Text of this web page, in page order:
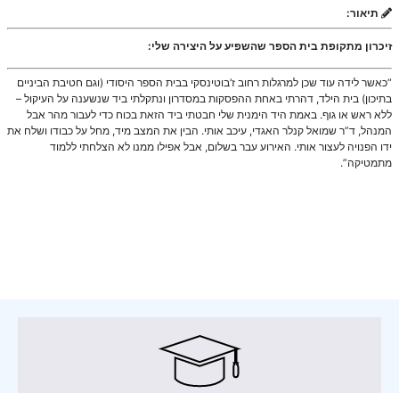
תיאור:
זיכרון מתקופת בית הספר שהשפיע על היצירה שלי:
“כאשר לידה עוד שכן למרגלות רחוב ז’בוטינסקי בבית הספר היסודי (וגם חטיבת הביניים
בתיכון) בית הילד, דהרתי באחת ההפסקות במסדרון ונתקלתי ביד שנשענה על העיקול –
ללא ראש או גוף. באמת היד הימנית שלי חבטתי ביד הזאת בכוח כדי לעבור מהר אבל
המנהל, ד”ר שמואל קנלר האגדי, עיכב אותי. הבין את המצב מיד, מחל על כבודו ושלח את
ידו הפנויה לעצור אותי. האירוע עבר בשלום, אבל אפילו ממנו לא הצלחתי ללמוד
מתמטיקה”.